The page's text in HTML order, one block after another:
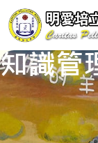
知識管